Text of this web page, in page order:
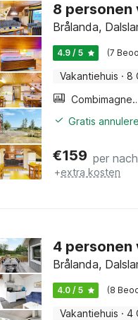
8 personen
Brålanda,
4.9 / 5 (7
Vakantiehuis · 8
Gratis
€159 per
+extra kosten
4 personen
Brålanda,
4.0 / 5 (8
Vakantiehuis · 4